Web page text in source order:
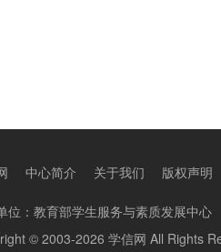
中心简介 关于我们 版权声明
位： 教育部学生服务与素质发展中心
© 2003-2026 学信网 All Rights